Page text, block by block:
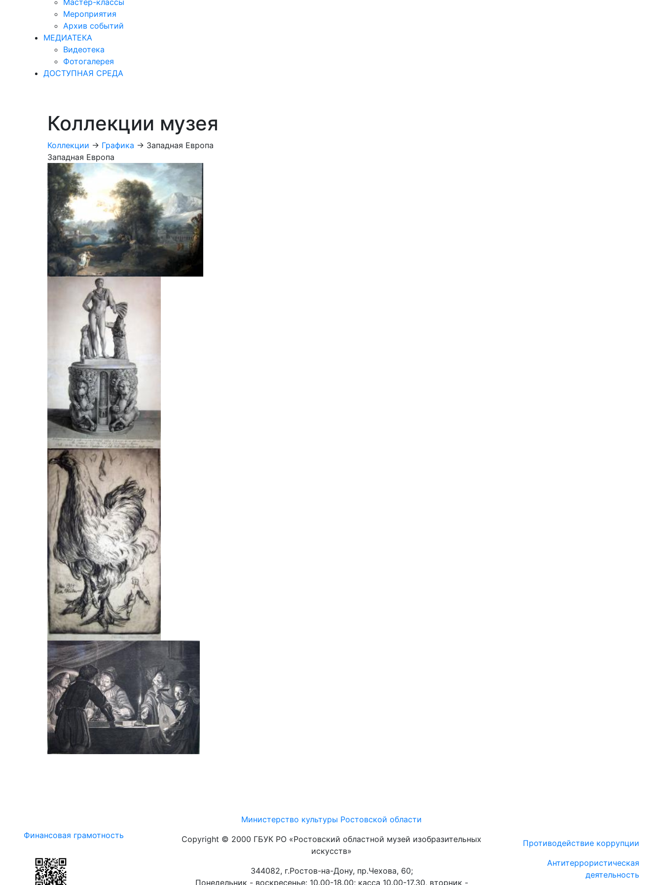
Мастер-классы
Мероприятия
Архив событий
МЕДИАТЕКА
Видеотека
Фотогалерея
ДОСТУПНАЯ СРЕДА
Коллекции музея
Коллекции -> Графика -> Западная Европа
Западная Европа
Финансовая грамотность
Министерство культуры Ростовской области
Copyright © 2000 ГБУК РО «Ростовский областной музей изобразительных
искусств»
344082, г.Ростов-на-Дону, пр.Чехова, 60;
Понедельник - воскресенье: 10.00-18.00; касса 10.00-17.30, вторник -
Противодействие коррупции
Антитеррористическая
деятельность